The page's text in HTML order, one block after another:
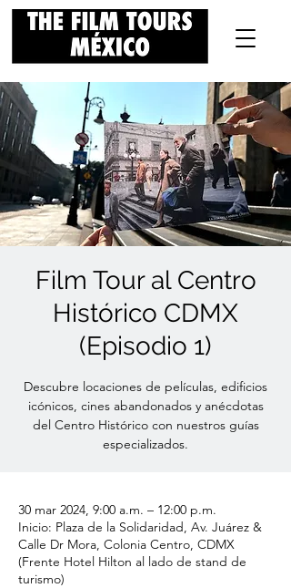
Film Tour al Centro
Histórico CDMX
(Episodio 1)
Descubre locaciones de películas, edificios
icónicos, cines abandonados y anécdotas
del Centro Histórico con nuestros guías
especializados.
30 mar 2024, 9:00 a.m. – 12:00 p.m.
Inicio: Plaza de la Solidaridad, Av. Juárez &
Calle Dr Mora, Colonia Centro, CDMX
(Frente Hotel Hilton al lado de stand de
turismo)